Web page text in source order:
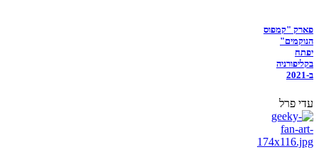
פארק "קמפוס
הנוקמים"
יפתח
בקליפורניה
ב-2021
עדי פרל